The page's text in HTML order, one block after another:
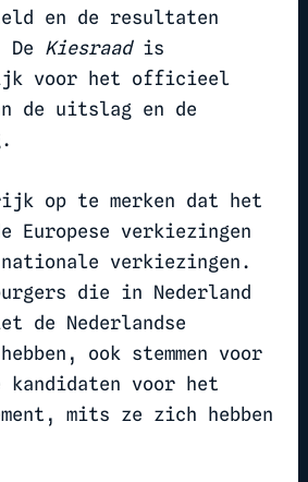
en de resultaten
De Kiesraadis
voor het officieel
de uitslag en de
op te merken dat het
Europese verkiezingen
verkiezingen.
die in Nederland
de Nederlandse
ook stemmen voor
kandidaten voor het
mits ze zich hebben